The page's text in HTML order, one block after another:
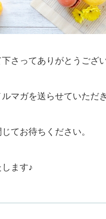
さってありがとうござ
マガを送らせていただ
てお待ちください。
ます♪